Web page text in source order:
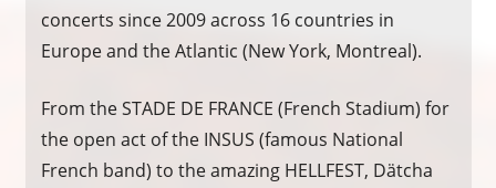
concerts since 2009 across 16 countries in
Europe and the Atlantic (New York, Montreal).
From the STADE DE FRANCE (French Stadium) for
the open act of the INSUS (famous National
French band) to the amazing HELLFEST, Dätcha